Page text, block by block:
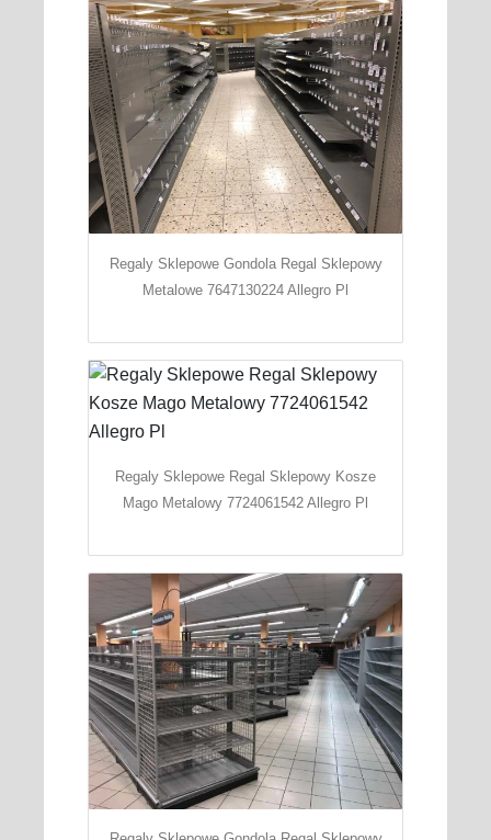
Regaly Sklepowe Gondola Regal Sklepowy
Metalowe 7647130224 Allegro Pl
Regaly Sklepowe Regal Sklepowy Kosze
Mago Metalowy 7724061542 Allegro Pl